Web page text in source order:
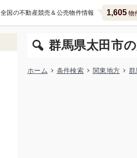
全国の不動産競売＆公売物件情報 1,605物
群馬県太田市
ホーム 条件検索 関東地方 群